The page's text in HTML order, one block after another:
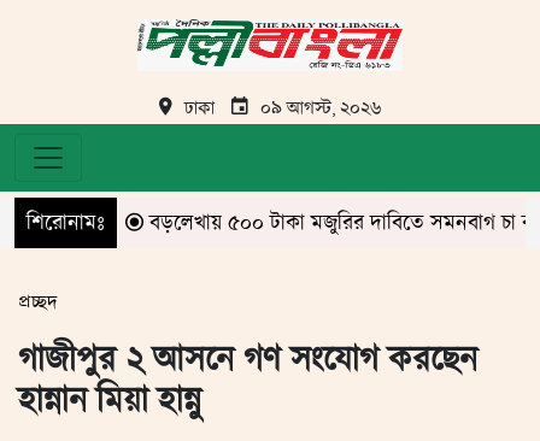
ঢাকা ০৯ আগস্ট, ২০২৬
শিরোনামঃবড়লেখায় ৫০০ টাকা মজুরির দাবিতে সমনবাগ চা বাগানে
প্রচ্ছদ
গাজীপুর ২ আসনে গণ সংযোগ করছেন
হান্নান মিয়া হান্নু